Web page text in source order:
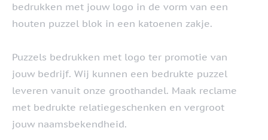
bedrukken met jouw logo in de vorm van een
houten puzzel blok in een katoenen zakje.
Puzzels bedrukken met logo ter promotie van
jouw bedrijf. Wij kunnen een bedrukte puzzel
leveren vanuit onze groothandel. Maak reclame
met bedrukte relatiegeschenken en vergroot
jouw naamsbekendheid.